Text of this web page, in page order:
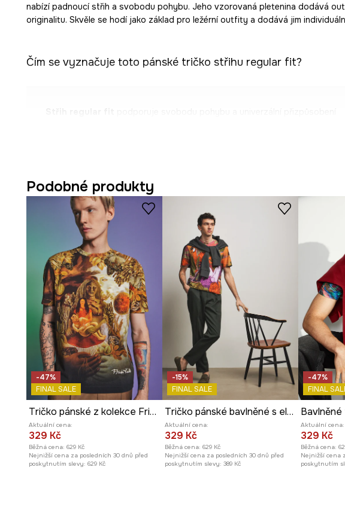
nabízí padnoucí střih a svobodu pohybu. Jeho vzorovaná pletenina dodává
originalitu. Skvěle se hodí jako základ pro ležérní outfity a dodává jim
Čím se vyznačuje toto pánské tričko střihu regular fit?
Krátký rukáv, díky němuž je tričko vhodné pro teplé dny a vrstvené outfity.
Kulatý výstřih podtrhuje klasický charakter trička a dodává mu nadčasový
Vzorovaná pleteninadodává tričku originální vzhled a jedinečný
Vícebarevný vzorusnadňuje vytváření různorodých, ucelených oděvních
kombinací.
Podobné produkty
-47%
FINAL SALE
Tričko pánské z kolekce Frida
Aktuální cena:
329 Kč
Běžná cena: 629 Kč
Nejnižší cena za posledních 30 dnů před
poskytnutím slevy: 629 Kč
-15%
FINAL SALE
Tričko pánské bavlněné s elastanem z kolekce Ilona Tambor x Medicine
Aktuální cena:
329 Kč
Běžná cena: 629 Kč
Nejnižší cena za posledních 30 dnů před
poskytnutím slevy: 389 Kč
-47%
FINAL
Aktuální cena:
329 Kč
Běžná cena:
Nejnižší cena
poskytnutím